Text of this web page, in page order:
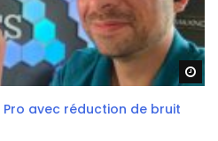
avec réduction de bruit